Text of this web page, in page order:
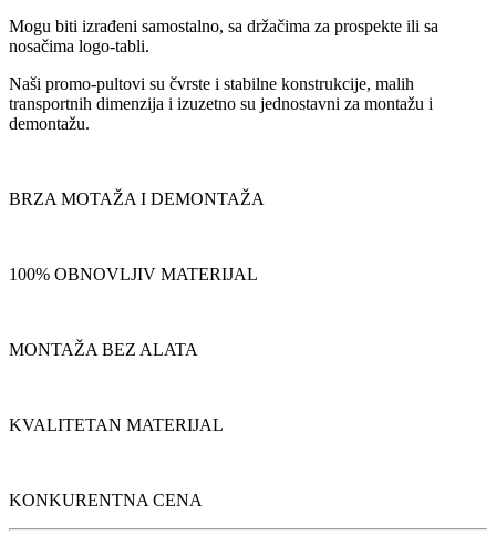
Mogu biti izrađeni samostalno, sa držačima za prospekte ili sa
nosačima logo-tabli.
Naši promo-pultovi su čvrste i stabilne konstrukcije, malih
transportnih dimenzija i izuzetno su jednostavni za montažu i
demontažu.
BRZA MOTAŽA I DEMONTAŽA
100% OBNOVLJIV MATERIJAL
MONTAŽA BEZ ALATA
KVALITETAN MATERIJAL
KONKURENTNA CENA